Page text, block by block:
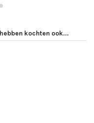
kochten ook...